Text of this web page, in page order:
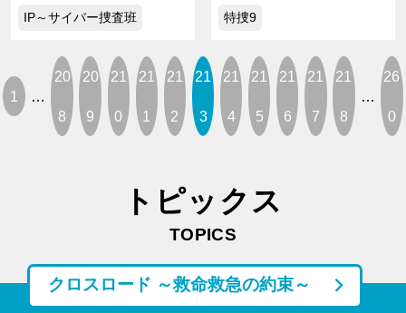
IP～サイバー捜査班 特捜9
1 …
20
8
20
9
21
0
21
1
21
2
21
3
21
4
21
5
21
6
21
7
21
8
…
26
0
トピックス
TOPICS
クロスロード ～救命救急の約束～